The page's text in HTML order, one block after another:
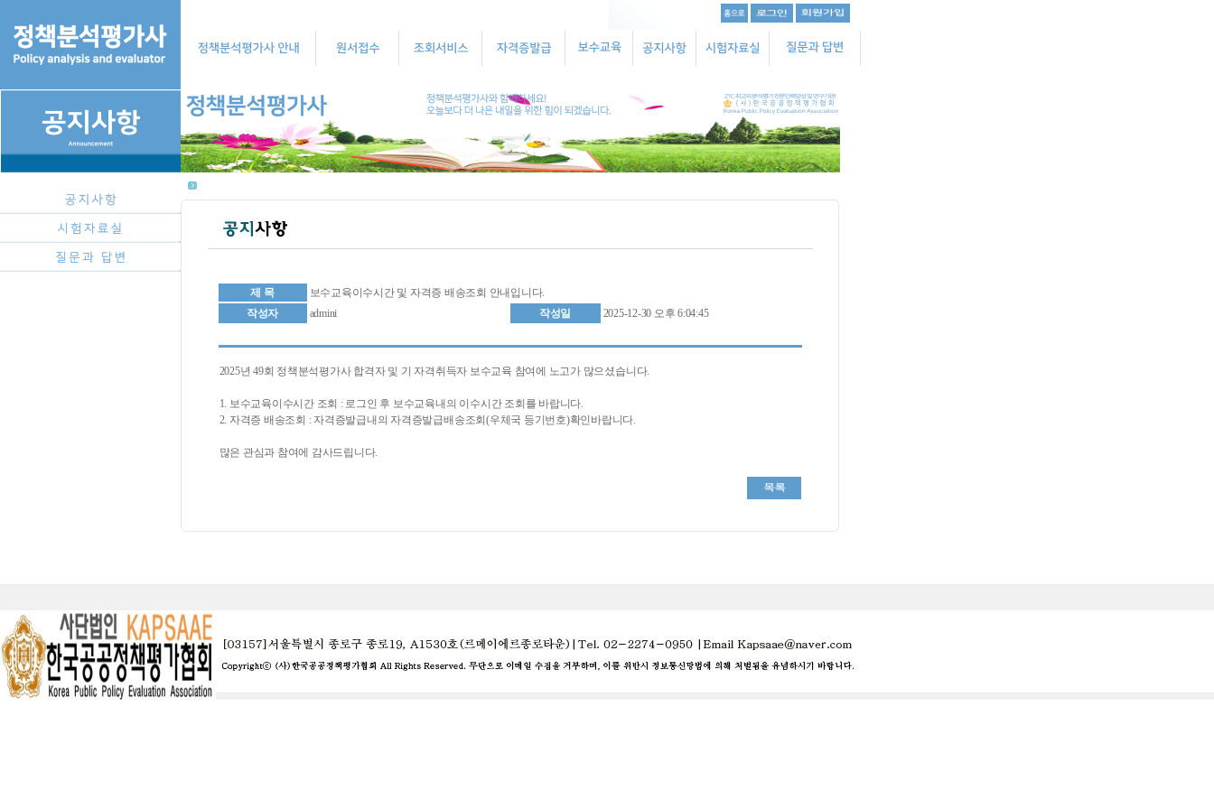
제 목
보수교육이수시간 및 자격증 배송조회 안내입니다.
작성자
admini 작성일 2025-12-30 오후 6:04:45
2025년 49회 정책분석평가사 합격자 및 기 자격취득자 보수교육 참여에 노고가 많으셨습니다.
1. 보수교육이수시간 조회 : 로그인 후 보수교육내의 이수시간 조회를 바랍니다.
2. 자격증 배송조회 : 자격증발급내의 자격증발급배송조회(우체국 등기번호)확인바랍니다.
많은 관심과 참여에 감사드립니다.